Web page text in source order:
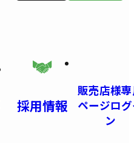
採用情報
販売店様
ページロ
ン